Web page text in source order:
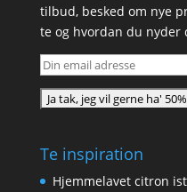
tilbud, besked om nye
te og hvordan du nyder
Te inspiration
Hjemmelavet citron